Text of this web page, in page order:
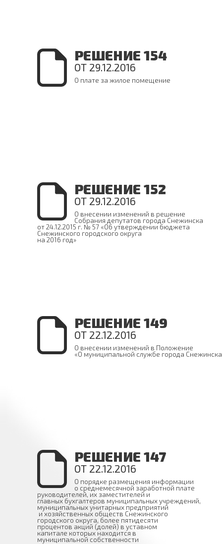
РЕШЕНИЕ 154
ОТ 29.12.2016
О плате за жилое помещение
РЕШЕНИЕ 152
ОТ 29.12.2016
О внесении изменений в решение
Собрания депутатов города Снежинска
от 24.12.2015 г. № 57 «Об утверждении бюджета
Снежинского городского округа
на 2016 год»
РЕШЕНИЕ 149
ОТ 22.12.2016
О внесении изменений в Положение
«О муниципальной службе города
РЕШЕНИЕ 147
ОТ 22.12.2016
О порядке размещения информации
о среднемесячной заработной плате
руководителей, их заместителей и
главных бухгалтеров муниципальных учреждений,
муниципальных унитарных предприятий
и хозяйственных обществ Снежинского
городского округа, более пятидесяти
процентов акций (долей) в уставном
капитале которых находится в
муниципальной собственности